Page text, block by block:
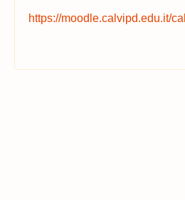
https://moodle.calvipd.edu.it/